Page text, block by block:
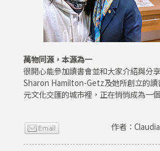
萬物同源，本源為一
很開心能參加讀書會並和大家介紹與分
Sharon Hamilton-Getz及她所創立的讀
元文化交匯的城市裡，正在悄悄成為一
作者：